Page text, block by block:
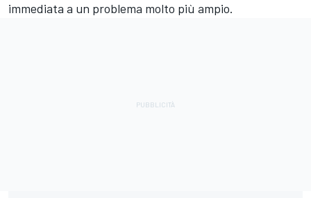
immediata a un problema molto più ampio.